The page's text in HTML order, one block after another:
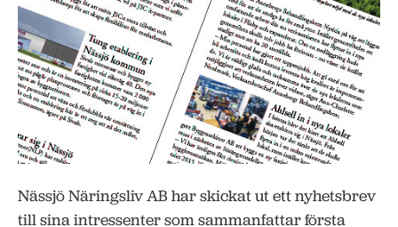
Nässjö Näringsliv AB har skickat ut ett nyhetsbrev
till sina intressenter som sammanfattar första